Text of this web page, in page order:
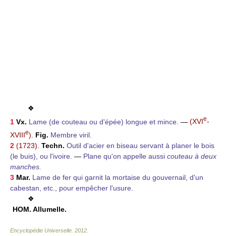
❖
1 Vx. Lame (de couteau ou d'épée) longue et mince. — (XVIe-
XVIIIe). Fig. Membre viril.
2 (1723). Techn. Outil d'acier en biseau servant à planer le bois
(le buis), ou l'ivoire. — Plane qu'on appelle aussi couteau à deux
manches.
3 Mar. Lame de fer qui garnit la mortaise du gouvernail, d'un
cabestan, etc., pour empêcher l'usure.
❖
HOM. Allumelle.
Encyclopédie Universelle 2012